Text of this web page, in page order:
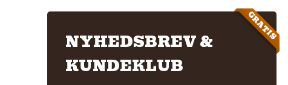
GRATIS
NYHEDSBREV &
KUNDEKLUB